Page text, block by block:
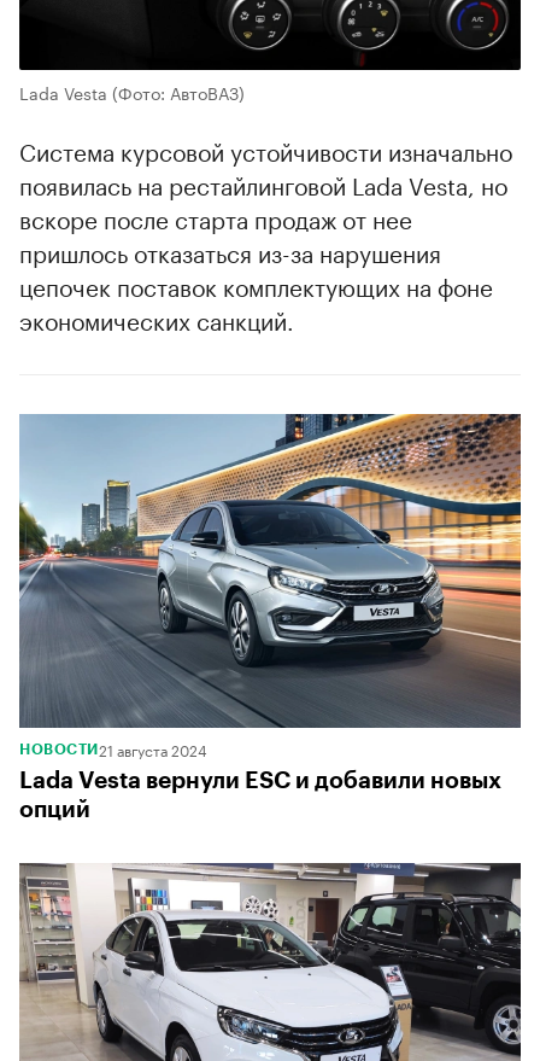
Lada Vesta (Фото: АвтоВАЗ)
Система курсовой устойчивости изначально
появилась на рестайлинговой Lada Vesta, но
вскоре после старта продаж от нее
пришлось отказаться из-за нарушения
цепочек поставок комплектующих на фоне
экономических санкций.
НОВОСТИ 21 августа 2024
Lada Vesta вернули ESC и добавили новых
опций